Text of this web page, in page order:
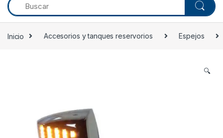
Inicio Accesorios y tanques reservorios Espejos
🔍